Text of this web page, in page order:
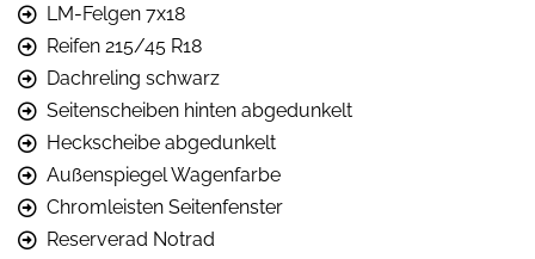
LM-Felgen 7x18
Reifen 215/45 R18
Dachreling schwarz
Seitenscheiben hinten abgedunkelt
Heckscheibe abgedunkelt
Außenspiegel Wagenfarbe
Chromleisten Seitenfenster
Reserverad Notrad